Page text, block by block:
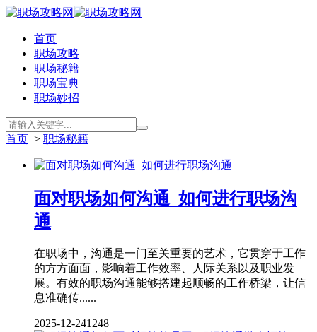
首页
职场攻略
职场秘籍
职场宝典
职场妙招
首页 > 职场秘籍
面对职场如何沟通_如何进行职场沟
通
在职场中，沟通是一门至关重要的艺术，它贯穿于工作
的方方面面，影响着工作效率、人际关系以及职业发
展。有效的职场沟通能够搭建起顺畅的工作桥梁，让信
息准确传......
2025-12-241248